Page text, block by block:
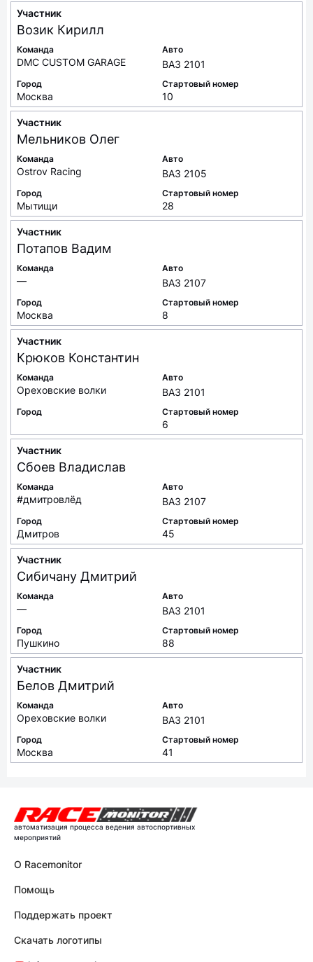
Участник
Возик Кирилл
Команда
DMC CUSTOM GARAGE
Авто
ВАЗ 2101
Город
Москва
Стартовый номер
10
Участник
Мельников Олег
Команда
Ostrov Racing
Авто
ВАЗ 2105
Город
Мытищи
Стартовый номер
28
Участник
Потапов Вадим
Команда
—
Авто
ВАЗ 2107
Город
Москва
Стартовый номер
8
Участник
Крюков Константин
Команда
Ореховские волки
Авто
ВАЗ 2101
Город Стартовый номер
6
Участник
Сбоев Владислав
Команда
#дмитровлёд
Авто
ВАЗ 2107
Город
Дмитров
Стартовый номер
45
Участник
Сибичану Дмитрий
Команда
—
Авто
ВАЗ 2101
Город
Пушкино
Стартовый номер
88
Участник
Белов Дмитрий
Команда
Ореховские волки
Авто
ВАЗ 2101
Город
Москва
Стартовый номер
41
автоматизация процесса ведения автоспортивных
мероприятий
О Racemonitor
Помощь
Поддержать проект
Скачать логотипы